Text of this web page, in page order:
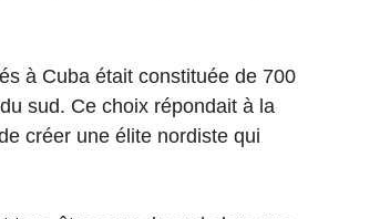
à Cuba était constituée de 700
sud. Ce choix répondait à la
créer une élite nordiste qui